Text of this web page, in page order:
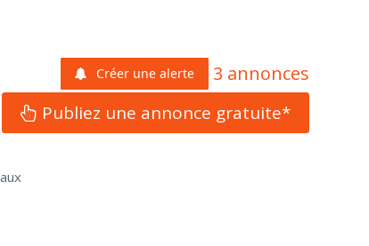
Créer une alerte 3 annonces
Publiez une annonce gratuite*